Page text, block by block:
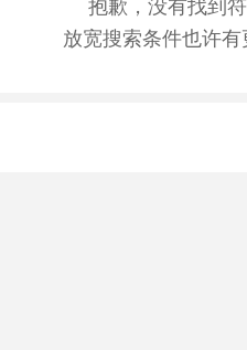
放宽搜索条件也许